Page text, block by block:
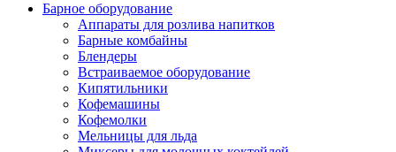
Барное оборудование
Аппараты для розлива напитков
Барные комбайны
Блендеры
Встраиваемое оборудование
Кипятильники
Кофемашины
Кофемолки
Мельницы для льда